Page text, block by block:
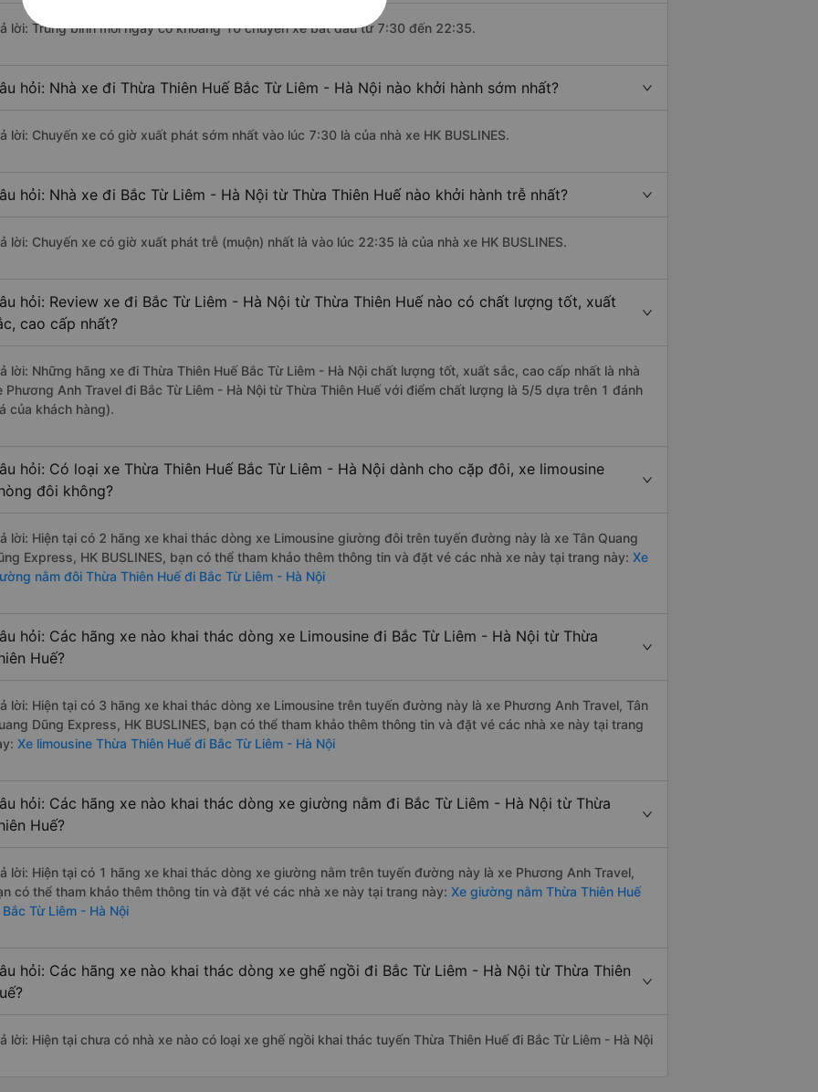
lời: Trung bình mỗi ngày có khoảng 10 chuyến xe bắt đầu từ 7:30 đến 22:35.
hỏi: Nhà xe đi Thừa Thiên Huế Bắc Từ Liêm - Hà Nội nào khởi hành sớm nhất?
lời: Chuyến xe có giờ xuất phát sớm nhất vào lúc 7:30 là của nhà xe HK BUSLINES.
hỏi: Nhà xe đi Bắc Từ Liêm - Hà Nội từ Thừa Thiên Huế nào khởi hành trễ nhất?
lời: Chuyến xe có giờ xuất phát trễ (muộn) nhất là vào lúc 22:35 là của nhà xe HK BUSLINES.
hỏi: Review xe đi Bắc Từ Liêm - Hà Nội từ Thừa Thiên Huế nào có chất lượng tốt, xuất
cao cấp nhất?
lời: Những hãng xe đi Thừa Thiên Huế Bắc Từ Liêm - Hà Nội chất lượng tốt, xuất sắc, cao cấp nhất là nhà
Phương Anh Travel đi Bắc Từ Liêm - Hà Nội từ Thừa Thiên Huế với điểm chất lượng là 5/5 dựa trên 1 đánh
của khách hàng).
hỏi: Có loại xe Thừa Thiên Huế Bắc Từ Liêm - Hà Nội dành cho cặp đôi, xe limousine
đôi không?
lời: Hiện tại có 2 hãng xe khai thác dòng xe Limousine giường đôi trên tuyến đường này là xe Tân Quang
Express, HK BUSLINES, bạn có thể tham khảo thêm thông tin và đặt vé các nhà xe này tại trang này: Xe
nằm đôi Thừa Thiên Huế đi Bắc Từ Liêm - Hà Nội
hỏi: Các hãng xe nào khai thác dòng xe Limousine đi Bắc Từ Liêm - Hà Nội từ Thừa
Huế?
lời: Hiện tại có 3 hãng xe khai thác dòng xe Limousine trên tuyến đường này là xe Phương Anh Travel, Tân
Dũng Express, HK BUSLINES, bạn có thể tham khảo thêm thông tin và đặt vé các nhà xe này tại trang
Xe limousine Thừa Thiên Huế đi Bắc Từ Liêm - Hà Nội
hỏi: Các hãng xe nào khai thác dòng xe giường nằm đi Bắc Từ Liêm - Hà Nội từ Thừa
Huế?
lời: Hiện tại có 1 hãng xe khai thác dòng xe giường nằm trên tuyến đường này là xe Phương Anh Travel,
có thể tham khảo thêm thông tin và đặt vé các nhà xe này tại trang này: Xe giường nằm Thừa Thiên Huế
Từ Liêm - Hà Nội
hỏi: Các hãng xe nào khai thác dòng xe ghế ngồi đi Bắc Từ Liêm - Hà Nội từ Thừa Thiên
lời: Hiện tại chưa có nhà xe nào có loại xe ghế ngồi khai thác tuyến Thừa Thiên Huế đi Bắc Từ Liêm - Hà Nội